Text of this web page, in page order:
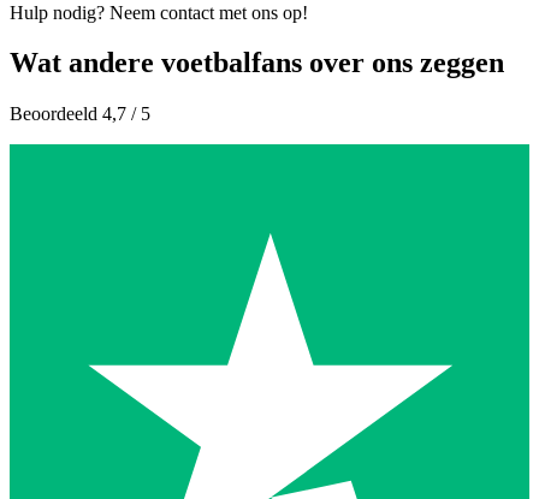
Hulp nodig? Neem contact met ons op!
Wat andere voetbalfans over ons zeggen
Beoordeeld 4,7 / 5